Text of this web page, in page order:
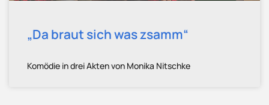
„Da braut sich was zsamm“
Komödie in drei Akten von Monika Nitschke